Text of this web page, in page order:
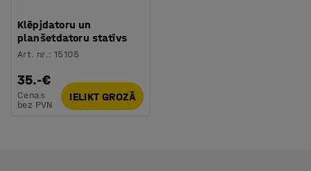
Klēpjdatoru un
planšetdatoru statīvs
Art. nr.:15105
35.-€
Cenas
bez PVN
IELIKT GROZĀ